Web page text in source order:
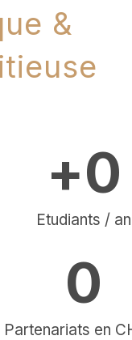
&
Etudiants / an
+0
Partenariats en
0